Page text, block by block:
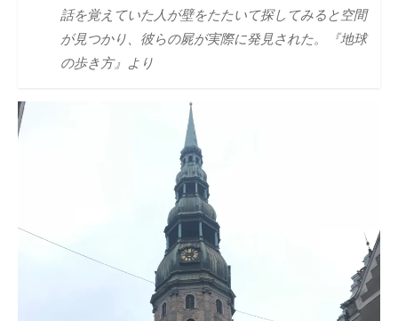
話を覚えていた人が壁をたたいて探してみると空間
が見つかり、彼らの屍が実際に発見された。『地球
の歩き方』より